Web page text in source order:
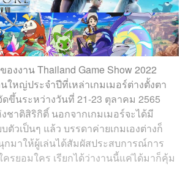
งงาน Thailand Game Show 2022
ใหญ่ประจำปีที่เหล่าเกมเมอร์ต่างตั้งตา
ขึ้นระหว่างวันที่ 21-23 ตุลาคม 2565
ชาติสิริกิติ์ นอกจากเกมเมอร์จะได้มี
วเป็นๆ แล้ว บรรดาค่ายเกมเองต่างก็
มาให้ผู้เล่นได้สัมผัสประสบการณ์การ
รยอมใคร เรียกได้ว่างานนี้แค่ได้มาก็คุ้ม